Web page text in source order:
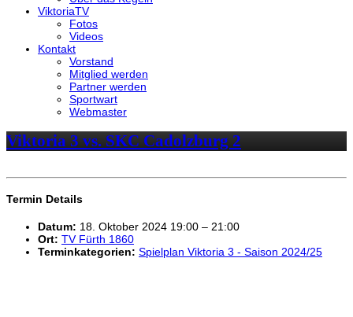
ViktoriaTV
Fotos
Videos
Kontakt
Vorstand
Mitglied werden
Partner werden
Sportwart
Webmaster
Viktoria 3 vs. SKC Cadolzburg 2
Termin Details
Datum: 18. Oktober 2024 19:00 – 21:00
Ort: TV Fürth 1860
Terminkategorien: Spielplan Viktoria 3 - Saison 2024/25